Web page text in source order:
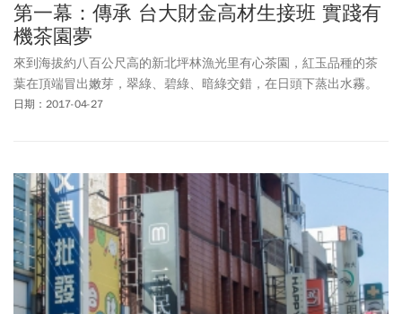
第一幕：傳承 台大財金高材生接班 實踐有
機茶園夢
來到海拔約八百公尺高的新北坪林漁光里有心茶園，紅玉品種的茶
葉在頂端冒出嫩芽，翠綠、碧綠、暗綠交錯，在日頭下蒸出水霧。
日期：2017-04-27